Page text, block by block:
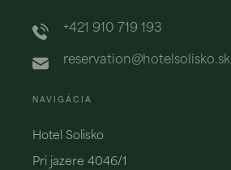
+421 910 719 193
reservation@hotelsolisko.sk
NAVIGÁCIA
Hotel Solisko
Pri jazere 4046/1